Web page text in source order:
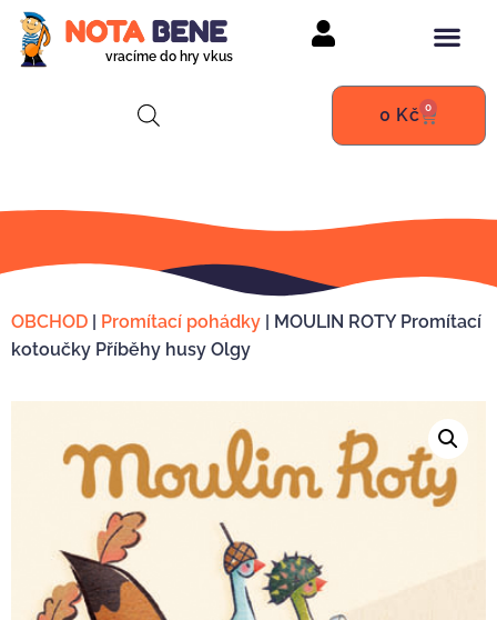
vracíme do hry vkus
0 Kč 0
OBCHOD | Promítací pohádky | MOULIN ROTY Promítací
kotoučky Příběhy husy Olgy